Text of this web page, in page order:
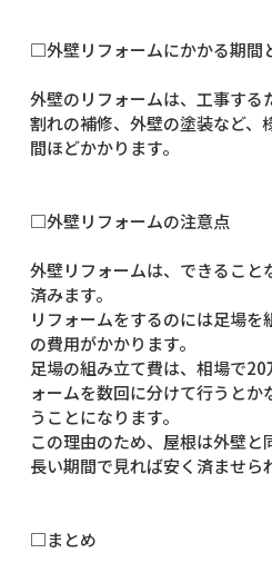
□外壁リフォームにかかる期間
外壁のリフォームは、工事する
割れの補修、外壁の塗装など、
間ほどかかります。
□外壁リフォームの注意点
外壁リフォームは、できること
済みます。
リフォームをするのには足場を
の費用がかかります。
足場の組み立て費は、相場で
ォームを数回に分けて行うとか
うことになります。
この理由のため、屋根は外壁
長い期間で見れば安く済ませら
□まとめ